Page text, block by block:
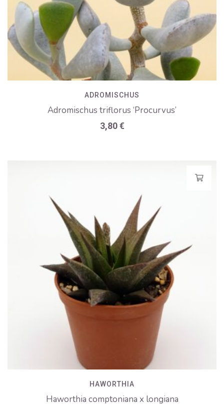
ADROMISCHUS
Adromischus triflorus ‘Procurvus’
3,80€
HAWORTHIA
Haworthia comptoniana x longiana